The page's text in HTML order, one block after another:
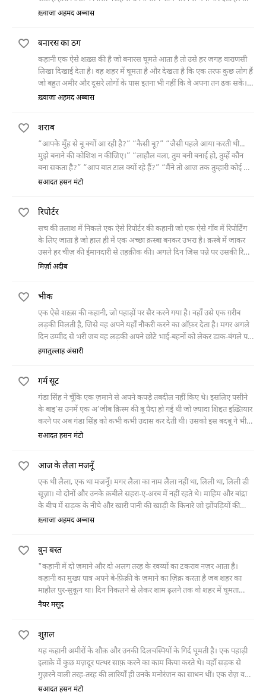
बाहर झाड़ू लगा रही स्टूडियों की भंगन को उसका बच्चा लाने के लिए कहा जाता है,
भंगन स्टूडियों से पैसे लेकर उसे डॉक्टर के पास लेकर जाती है तब तक बच्चा मर
चुका होता है।
ख़्वाजा अहमद अब्बास
बनारस का ठग
कहानी एक ऐसे शख़्स की है जो बनारस घूमते आता है तो उसे हर जगह वाराणसी
लिखा दिखाई देता है। वह शहर में घूमता है और देखता है कि एक तरफ कुछ लोग हैं
जो बहुत अमीर और दूसरे लोगों के पास इतना भी नहीं कि वे अपना तन ढक सकें।
वह उन लोगों से कपड़े लेकर गरीबों को दे देता है। वह सारनाथ जाता है और वहाँ
पुलिस पकड़ लेती है और पागलख़ाने वालों को सौंपते वक़्त जब उसका नाम पूछा
जाता है तो वह अपना नाम बताता है, कबीर।
ख़्वाजा अहमद अब्बास
शराब
“आपके मुँह से बू क्यों आ रही है?” “कैसी बू?” “जैसी पहले आया करती थी...
मुझे बनाने की कोशिश न कीजिए।” “लाहौल वला, तुम बनी बनाई हो, तुम्हें कौन
बना सकता है?” “आप बात टाल क्यों रहे हैं?” “मैंने तो आज तक तुम्हारी कोई बात
नहीं टाली।” “लत्ते
सआदत हसन मंटो
रिपोर्टर
सच की तलाश में निकले एक ऐसे रिपोर्टर की कहानी जो एक ऐसे गाँव में रिपोर्टिंग
के लिए जाता है जो हाल ही में एक अच्छा क़स्बा बनकर उभरा है। क़स्बे में जाकर
उसने हर चीज़ की ईमानदारी से तहक़ीक की। अगले दिन जिस पन्ने पर उसकी रिपोर्ट
छपनी थी उस पर उसकी मौत की ख़बर छपी थी।
मिर्ज़ा अदीब
भीक
एक ऐसे शख़्स की कहानी, जो पहाड़ों पर सैर करने गया है। वहाँ उसे एक ग़रीब
लड़की मिलती है, जिसे वह अपने यहाँ नौकरी करने का ऑफ़र देता है। मगर अगले
दिन उम्मीद से भरी जब वह लड़की अपने छोटे भाई-बहनों को लेकर डाक-बंगले पर
पहुँचती है तो एक साथ इतने बच्चों को देखकर वह उसे नौकरी पर रखने से मना कर
हयातुल्लाह अंसारी
गर्म सूट
गंडा सिंह ने चूँकि एक ज़माने से अपने कपड़े तबदील नहीं किए थे। इसलिए पसीने
के बाइ’स उनमें एक अ’जीब क़िस्म की बू पैदा हो गई थी जो ज़्यादा शिद्दत इख़्तियार
करने पर अब गंडा सिंह को कभी कभी उदास कर देती थी। उसको इस बदबू ने भी
इतना तंग नहीं किया था जितना कि
सआदत हसन मंटो
आज के लैला मजनूँ
एक थी लैला, एक था मजनूँ। मगर लैला का नाम लैला नहीं था, लिली था, लिली डी
सूज़ा। वो दोनों और उनके क़बीले सहरा-ए-अरब में नहीं रहते थे। माहिम और बांद्रा
के बीच में सड़क के नीचे और खारी पानी की खाड़ी के किनारे जो झोंपड़ियों की
बस्ती है वहाँ रहते थे। मगर सहरा-ए-अरब
ख़्वाजा अहमद अब्बास
बुन बस्त
"कहानी में दो ज़माने और दो अलग तरह के रवय्यों का टकराव नज़र आता है।
कहानी का मुख्य पात्र अपने बे-फ़िक्री के ज़माने का ज़िक्र करता है जब शहर का
माहौल पुर-सुकून था। दिन निकलने से लेकर शाम ढ़लने तक वो शहर में घूमता
फिरता था लेकिन एक ज़माना ऐसा आया कि ख़ौफ़ के साये मंडलाने लगे, फ़सादात
खौफ़ज़दा मालूम होती है, इसके बावजूद उसके खाने पीने का इंतिज़ाम करती है,
लेकिन ये उसके ख़ौफ़ की परवाह किए बिना दरवाज़ा खोल कर वापस लौट आता
है।"
नैयर मसूद
शुग़ल
यह कहानी अमीरों के शौक़ और उनकी दिलचस्पियों के गिर्द घूमती है। एक पहाड़ी
इलाक़े में कुछ मज़दूर पत्थर साफ़ करने का काम किया करते थे। वहाँ सड़क से
गुज़रने वाली तरह-तरह की लारियाँ ही उनके मनोरंजन का साधन थीं। एक रोज़ वहाँ
एक नई गाड़ी आकर रुकी, उसमें से दो नौजवान उतरे और एक चमार की बेटी को
सआदत हसन मंटो